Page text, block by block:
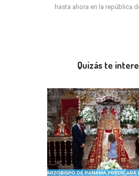
hasta ahora en la república
Quizás te